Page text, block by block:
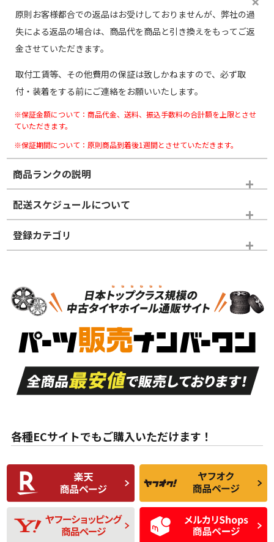
原則お客様都合での返品はお受けしておりませんが、弊社の過
失による返品の場合は、商品代を商品と引き換えをもってご返
金させていただきます。
取付工賃等、その他費用の保証は致しかねますので、必ず取
付・装着をする前にご連絡をお願いいたします。
※保証金額について：商品代金、送料、振込手数料の合計額を上限とさせ
ていただきます。
※保証期間について：原則商品到着後1週間とさせていただきます。
商品ランクの説明
※商品ランクは出品者の主観により判断しておりますので、あら
かじめご了承ください。
ホイールランク
S
品）
S
新車外し品（新古
付き
A
走行距離も少なく、
目立つ傷もほとんど
ない中古品
A
走行距離も少なく、
非常に状態の良い中
古品
な中古品
んどない中古品
C
比較的きれいな中古
品
C
られるが、使用に問
題のない中古品
D
使用感や目立つ傷が
あり、一般的な中古
品
D
残り溝も少なく、偏
磨耗がみられ、短期
間使用できるくらい
の中古品
配送スケジュールについて
登録カテゴリ
スタッドレスタイヤホイールセット
各種ECサイトでもご購入いただけます！